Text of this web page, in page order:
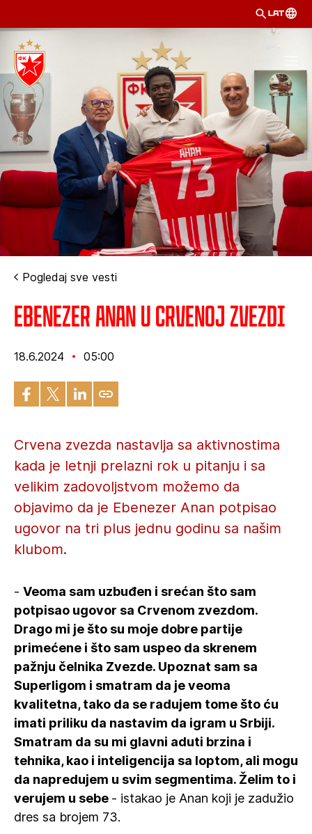
LAT
Pogledaj sve vesti
Ebenezer Anan u Crvenoj zvezdi
18.6.2024 05:00
Crvena zvezda nastavlja sa aktivnostima
kada je letnji prelazni rok u pitanju i sa
velikim zadovoljstvom možemo da
objavimo da je Ebenezer Anan potpisao
ugovor na tri plus jednu godinu sa našim
klubom.
- Veoma sam uzbuđen i srećan što sam
potpisao ugovor sa Crvenom zvezdom.
Drago mi je što su moje dobre partije
primećene i što sam uspeo da skrenem
pažnju čelnika Zvezde. Upoznat sam sa
Superligom i smatram da je veoma
kvalitetna, tako da se radujem tome što ću
imati priliku da nastavim da igram u Srbiji.
Smatram da su mi glavni aduti brzina i
tehnika, kao i inteligencija sa loptom, ali mogu
da napredujem u svim segmentima. Želim to i
verujem u sebe - istakao je Anan koji je zadužio
dres sa brojem 73.